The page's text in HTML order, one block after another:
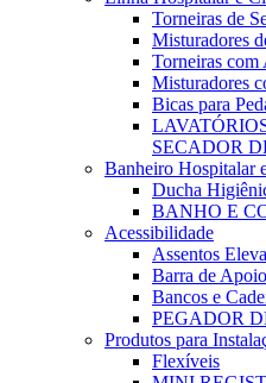
Torneiras de
Misturadores
Torneiras com
Misturadores
Bicas para
SECADOR
Banheiro Hospitalar
Ducha
BANHO E
Acessibilidade
Assentos
Barra de Apoio
Bancos e
PEGADOR
Produtos para
Flexíveis